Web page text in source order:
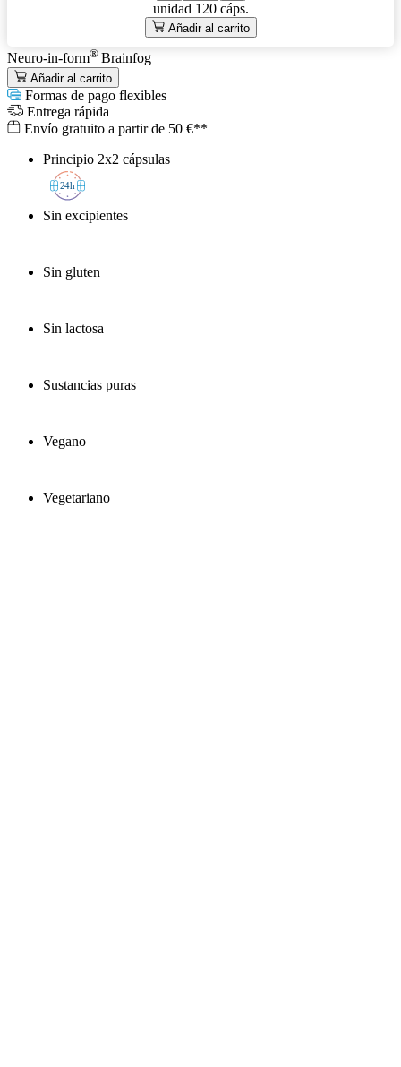
unidad 120 cáps.
Añadir al carrito
Neuro-in-form® Brainfog
Añadir al carrito
Formas de pago flexibles
Entrega rápida
Envío gratuito a partir de 50 €**
Principio 2x2 cápsulas
24h
Sin excipientes
Sin gluten
Sin lactosa
Sustancias puras
Vegano
Vegetariano